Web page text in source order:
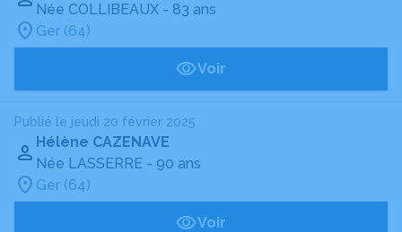
Née COLLIBEAUX - 83 ans
Ger (64)
Voir
Publié le jeudi 20 février 2025
Hélène CAZENAVE
Née LASSERRE - 90 ans
Ger (64)
Voir